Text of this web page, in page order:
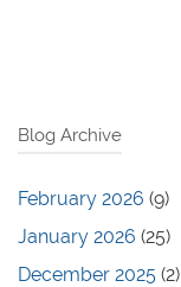
Blog Archive
February 2026 (9)
January 2026 (25)
December 2025 (2)